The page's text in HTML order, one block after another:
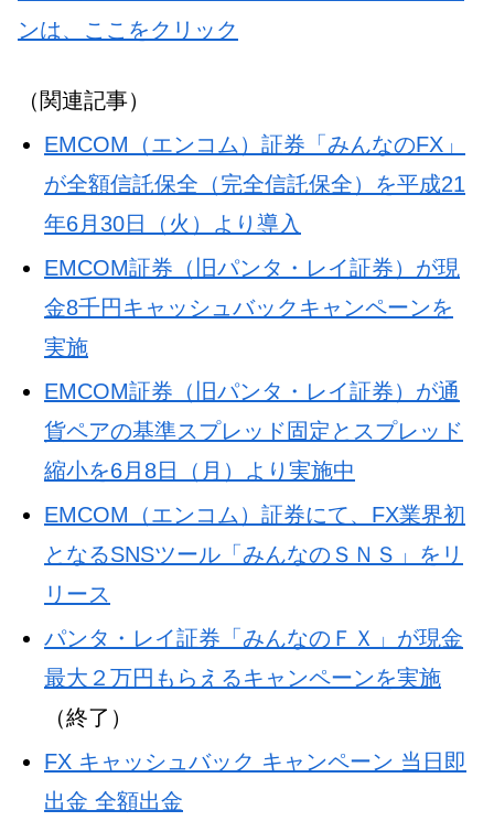
ンは、ここをクリック
（関連記事）
EMCOM（エンコム）証券「みんなのFX」
が全額信託保全（完全信託保全）を平成21
年6月30日（火）より導入
EMCOM証券（旧パンタ・レイ証券）が現
金8千円キャッシュバックキャンペーンを
実施
EMCOM証券（旧パンタ・レイ証券）が通
貨ペアの基準スプレッド固定とスプレッド
縮小を6月8日（月）より実施中
EMCOM（エンコム）証券にて、FX業界初
となるSNSツール「みんなのＳＮＳ」をリ
リース
パンタ・レイ証券「みんなのＦＸ」が現金
最大２万円もらえるキャンペーンを実施
（終了）
FX キャッシュバック キャンペーン 当日即
出金 全額出金